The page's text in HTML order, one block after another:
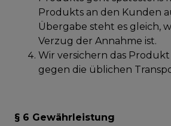
Produkts an den Kunden
Übergabe steht es gleich,
Verzug der Annahme ist.
Wir versichern das
gegen die üblichen
§ 6 Gewährleistung